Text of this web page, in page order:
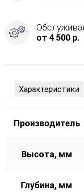
от 4 500 р.
Характеристики
Производитель
Высота, мм
Глубина, мм